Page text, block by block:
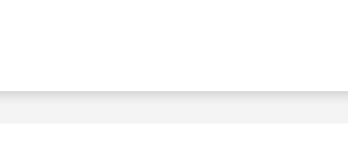
新竹市新竹市慈祥路